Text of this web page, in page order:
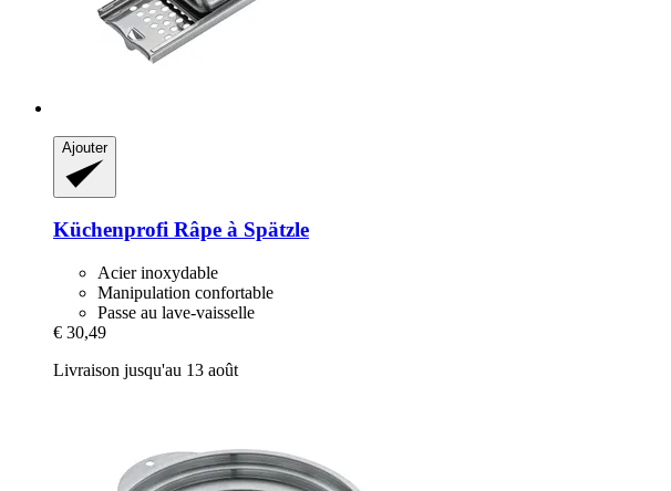
Ajouter
Küchenprofi Râpe à Spätzle
Acier inoxydable
Manipulation confortable
Passe au lave-vaisselle
€ 30,49
Livraison jusqu'au 13 août